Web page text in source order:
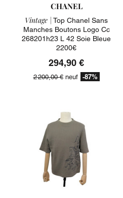
CHANEL
Vintage | Top Chanel Sans
Manches Boutons Logo Cc
268201h23 L 42 Soie Bleue
2200€
294,90 €
2 200,00 €neuf -87%